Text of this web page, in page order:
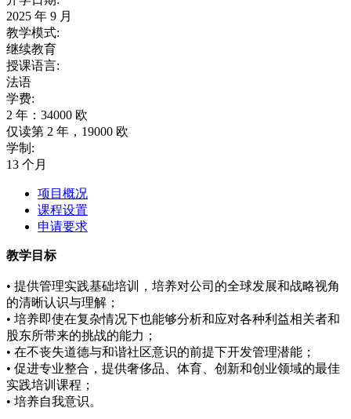
2025 年 9 月
教学模式:
继续教育
授课语言:
法语
学费:
2 年：34000 欧
仅读第 2 年，19000 欧
学制:
13 个月
项目概况
课程设置
申请要求
教学目标
• 提供管理实践基础培训，培养对公司的全球发展和战略视角
的清晰认识与理解；
• 培养即使在复杂情况下也能够分析和应对各种利益相关者和
股东所带来的挑战的能力；
• 在不丧失道德与和谐社区意识的前提下开发管理潜能；
• 促进专业整合，提供奢侈品、体育、创新和创业领域的最佳
实践培训课程；
• 培养自我意识。